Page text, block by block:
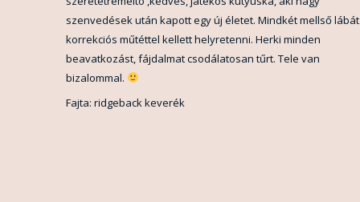
szenvedések után kapott egy új életet. Mindkét mellső lábát
korrekciós műtéttel kellett helyretenni. Herki minden
beavatkozást, fájdalmat csodálatosan tűrt. Tele van
bizalommal.
Fajta: ridgeback keverék